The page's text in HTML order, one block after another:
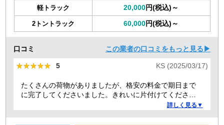
軽トラック 20,000円(税込)～
2トントラック 60,000円(税込)～
口コミ この業者の口コミをもっと見る▶
★★★★★
★★★★★ 5 KS (2025/03/17)
たくさんの荷物がありましたが、格安の料金で期日まで
に完了してくださいました。きれいに片付けてくださり
ありがとうございました。作業の進捗も報告してくださ
詳しく見る▼